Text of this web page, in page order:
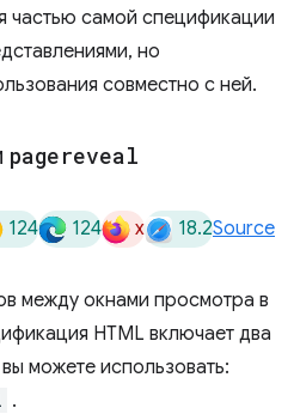
частью самой спецификации
но
совместно с ней.
pagereveal
124 124 x 18.2Source
между окнами просмотра в
HTML включает два
можете использовать:
.